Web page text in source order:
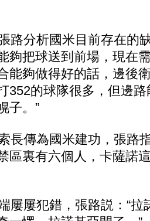
分析國米目前存在的
夠把球送到前場，現在
能夠做得好的話，邊後
352的球隊很多，但邊
子。”
傳為國米建功，張路
區裏有六個人，卡薩諾
屢犯錯，張路説：“拉